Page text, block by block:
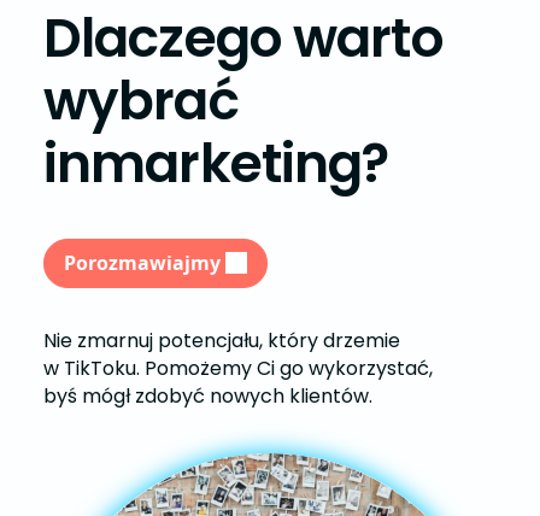
Dlaczego warto
wybrać
inmarketing?
Porozmawiajmy
Nie zmarnuj potencjału, który drzemie
w TikToku. Pomożemy Ci go wykorzystać,
byś mógł zdobyć nowych klientów.